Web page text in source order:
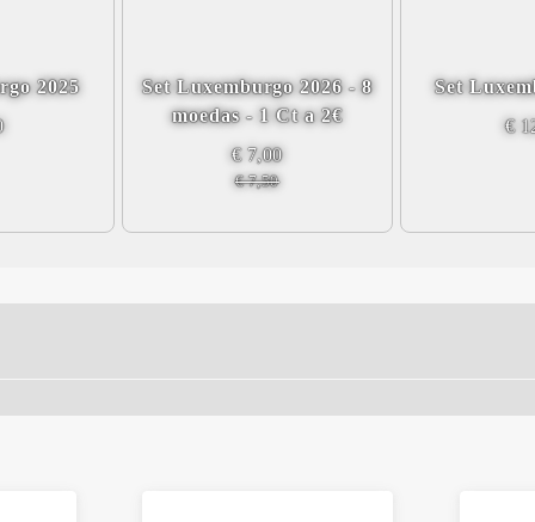
2025
Set Luxemburgo 2026 - 8
moedas - 1 Ct a 2€
€ 7,00
€ 7,50
Set
€